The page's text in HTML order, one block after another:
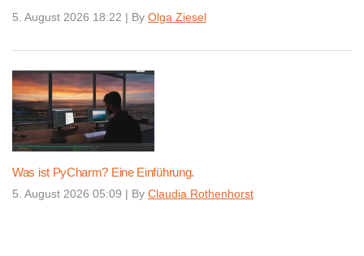
5. August 2026 18:22 | By Olga Ziesel
Was ist PyCharm? Eine Einführung.
5. August 2026 05:09 | By Claudia Rothenhorst